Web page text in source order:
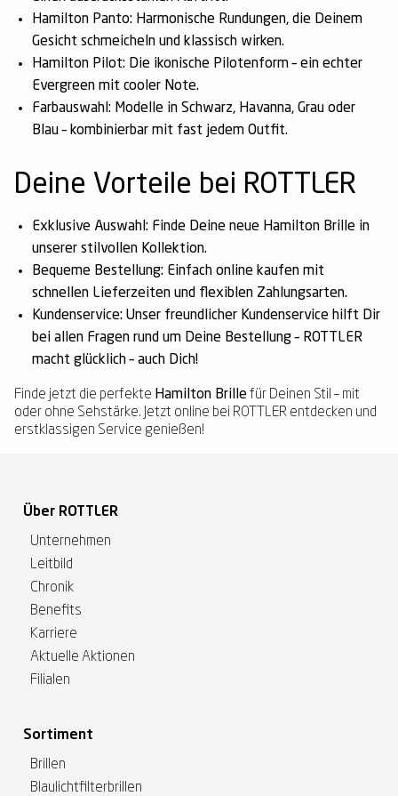
Hamilton Panto: Harmonische Rundungen, die Deinem
Gesicht schmeicheln und klassisch wirken.
Hamilton Pilot: Die ikonische Pilotenform – ein echter
Evergreen mit cooler Note.
Farbauswahl: Modelle in Schwarz, Havanna, Grau oder
Blau – kombinierbar mit fast jedem Outfit.
Deine Vorteile bei ROTTLER
Exklusive Auswahl: Finde Deine neue Hamilton Brille in
unserer stilvollen Kollektion.
Bequeme Bestellung: Einfach online kaufen mit
schnellen Lieferzeiten und flexiblen Zahlungsarten.
Kundenservice: Unser freundlicher Kundenservice hilft Dir
bei allen Fragen rund um Deine Bestellung – ROTTLER
macht glücklich – auch Dich!
Finde jetzt die perfekte Hamilton Brillefür Deinen Stil – mit
oder ohne Sehstärke. Jetzt online bei ROTTLER entdecken und
erstklassigen Service genießen!
Über ROTTLER
Unternehmen
Leitbild
Chronik
Benefits
Karriere
Aktuelle Aktionen
Filialen
Sortiment
Brillen
Blaulichtfilterbrillen